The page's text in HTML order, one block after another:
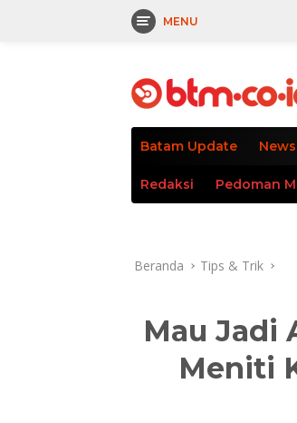
MENU
Batam Update
Redaksi Pedoman
Beranda Tips & Trik
Mau Jadi
Meniti